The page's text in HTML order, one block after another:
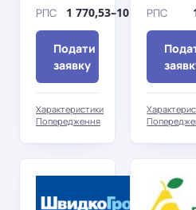
РПС 1 770,53–10 037,98%
Подати
заявку
Характеристики
Попередження
РПС